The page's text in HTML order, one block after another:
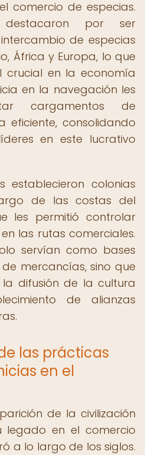
comercio de especias.
por ser
de especias
África y Europa, lo que
en la economía
en la navegación les
cargamentos de
eficiente, consolidando
en este lucrativo
establecieron colonias
de las costas del
les permitió controlar
las rutas comerciales.
servían como bases
mercancías, sino que
difusión de la cultura
de alianzas
las prácticas
en el
de la civilización
legado en el comercio
a lo largo de los siglos.